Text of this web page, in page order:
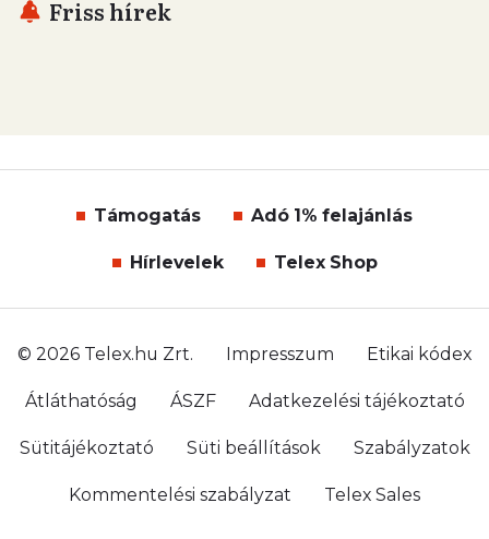
Friss hírek
Támogatás Adó 1% felajánlás
Hírlevelek Telex Shop
© 2026 Telex.hu Zrt. Impresszum Etikai kódex
Átláthatóság ÁSZF Adatkezelési tájékoztató
Sütitájékoztató Süti beállítások Szabályzatok
Kommentelési szabályzat Telex Sales